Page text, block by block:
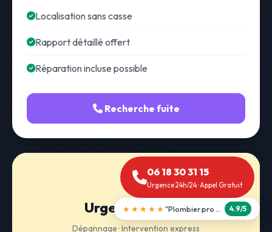
Localisation sans casse
Rapport détaillé offert
Réparation incluse possible
Recherche fuite
Urgence 24h/24
Dépannage · Intervention express
06 18 30 31 15
Urgence 24h/24 · Appel Gratuit
★★★★★ "Débouchage WC en 30 min" 5.0/5